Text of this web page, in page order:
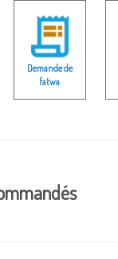
Demande de
fatwa